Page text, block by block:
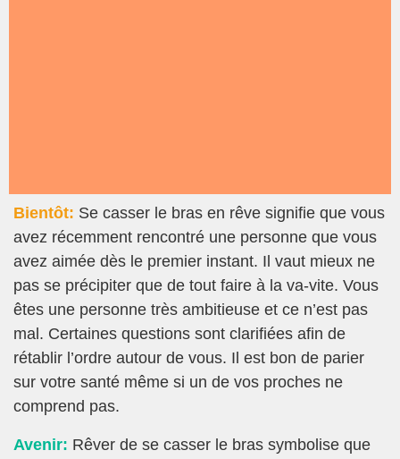
Bientôt: Se casser le bras en rêve signifie que vous
avez récemment rencontré une personne que vous
avez aimée dès le premier instant. Il vaut mieux ne
pas se précipiter que de tout faire à la va-vite. Vous
êtes une personne très ambitieuse et ce n’est pas
mal. Certaines questions sont clarifiées afin de
rétablir l’ordre autour de vous. Il est bon de parier
sur votre santé même si un de vos proches ne
comprend pas.
Avenir: Rêver de se casser le bras symbolise que